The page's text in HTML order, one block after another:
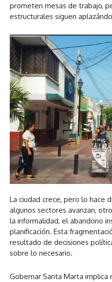
prometen mesas de trabajo,
estructurales siguen
La ciudad crece, pero lo hace
algunos sectores avanzan,
la informalidad, el abandono
planificación. Esta
resultado de decisiones
sobre lo necesario.
Gobernar Santa Marta